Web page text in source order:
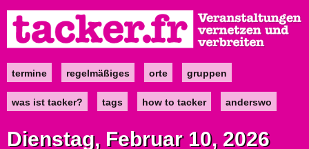
zum
Inhalt
Maintermine regelmäßiges orte gruppen
was ist tacker? tags how to tacker anderswo
Dienstag, Februar 10, 2026